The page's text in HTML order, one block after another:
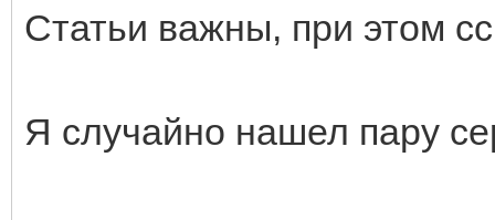
Статьи важны, при этом
Я случайно нашел пару